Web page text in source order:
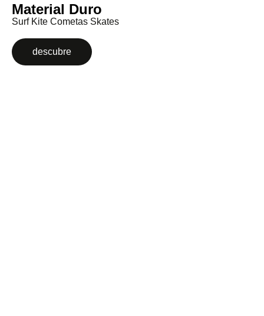
Material Duro
Surf Kite Cometas Skates
descubre